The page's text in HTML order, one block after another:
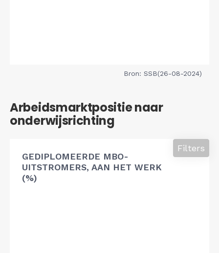
Bron: SSB(26-08-2024)
Arbeidsmarktpositie naar
onderwijsrichting
GEDIPLOMEERDE MBO-
UITSTROMERS, AAN HET WERK
(%)
Filters